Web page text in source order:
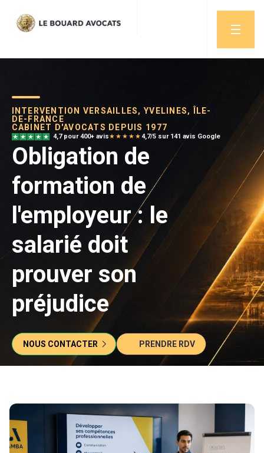
INTERVENTION VERSAILLES, YVELINES, ÎLE-
DE-FRANCE
CABINET D'AVOCATS DEPUIS 1977
4,7 pour 400+ avis★★★★★4,7/5 sur 141 avis Google
Obligation de
formation de
l'employeur : le
salarié doit
prouver son
préjudice
NOUS CONTACTER PRENDRE RDV